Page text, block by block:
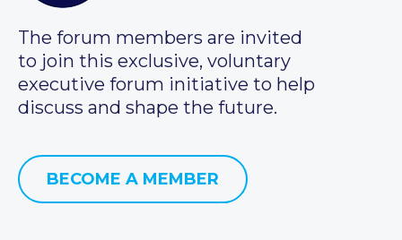
The forum members are invited
to join this exclusive, voluntary
executive forum initiative to help
discuss and shape the future.
BECOME A MEMBER